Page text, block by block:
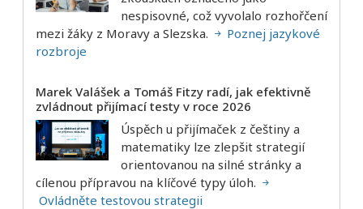
nespisovné, což vyvolalo rozhořčení
mezi žáky z Moravy a Slezska.
Poznej jazykové
rozbroje
Marek Valášek a Tomáš Fitzy radí, jak efektivně
zvládnout přijímací testy v roce 2026
Úspěch u přijímaček z češtiny a
matematiky lze zlepšit strategií
orientovanou na silné stránky a
cílenou přípravou na klíčové typy úloh.
Ovládněte testovou strategii